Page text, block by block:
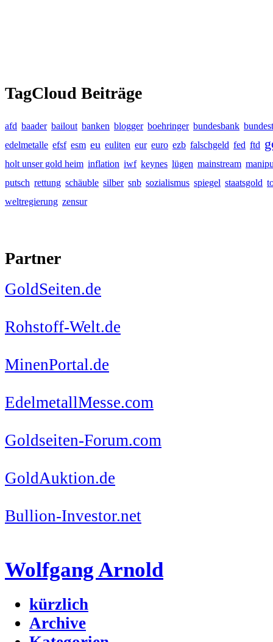
TagCloud Beiträge
afd baader bailout banken blogger boehringer bundesbank
edelmetalle efsf esm eu euliten eur euro ezb falschgeld fed ftd
holt unser gold heim inflation iwf keynes lügen mainstream
putsch rettung schäuble silber snb sozialismus spiegel staatsgold
weltregierung zensur
Partner
GoldSeiten.de
Rohstoff-Welt.de
MinenPortal.de
EdelmetallMesse.com
Goldseiten-Forum.com
GoldAuktion.de
Bullion-Investor.net
Wolfgang Arnold
kürzlich
Archive